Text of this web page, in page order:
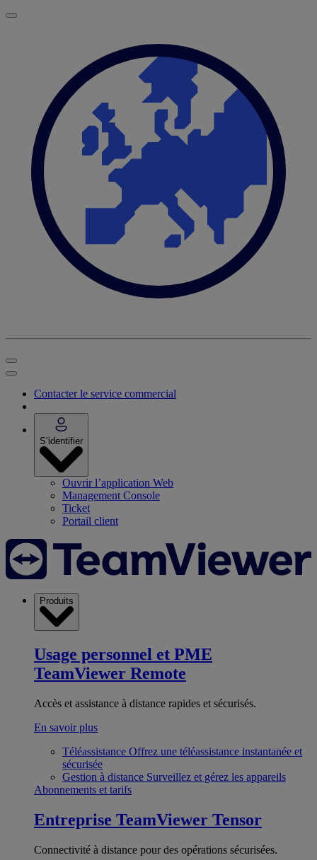
Contacter le service commercial
S’identifier
Ouvrir l’application Web
Management Console
Ticket
Portail client
Produits
Usage personnel et PME
TeamViewer Remote
Accès et assistance à distance rapides et sécurisés.
En savoir plus
Téléassistance Offrez une téléassistance instantanée et
sécurisée
Gestion à distance Surveillez et gérez les appareils
Abonnements et tarifs
Entreprise TeamViewer Tensor
Connectivité à distance pour des opérations sécurisées.